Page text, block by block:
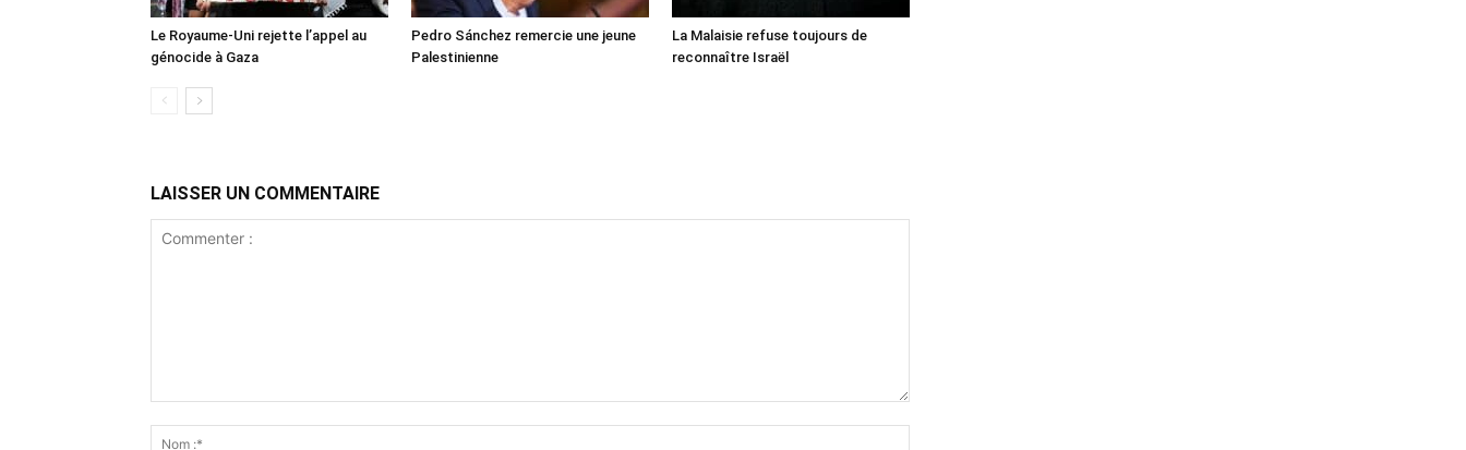
Le Royaume-Uni rejette l’appel au
génocide à Gaza
Pedro Sánchez remercie une jeune
Palestinienne
La Malaisie refuse toujours de
reconnaître Israël
LAISSER UN COMMENTAIRE